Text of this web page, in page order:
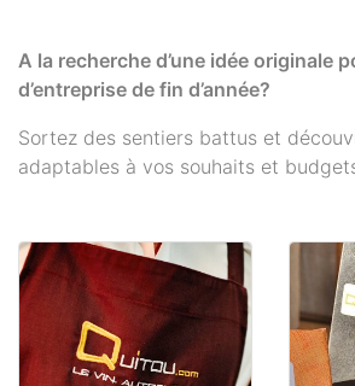
A la recherche d’une idée originale
d’entreprise de fin d’année?
Sortez des sentiers battus et
adaptables à vos souhaits et